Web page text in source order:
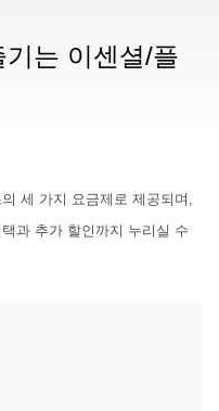
는 이센셜/플
세 가지 요금제로 제공되며,
과 추가 할인까지 누리실 수